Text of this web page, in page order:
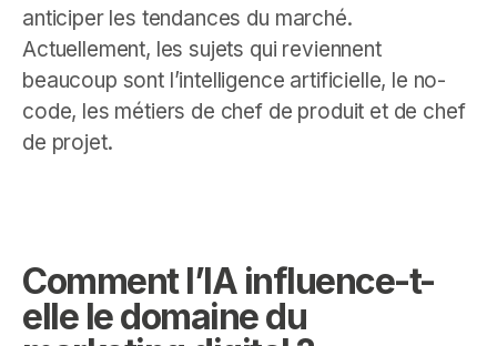
anticiper les tendances du marché.
Actuellement, les sujets qui reviennent
beaucoup sont l’intelligence artificielle, le no-
code, les métiers de chef de produit et de chef
de projet.
Comment l’IA influence-t-
elle le domaine du